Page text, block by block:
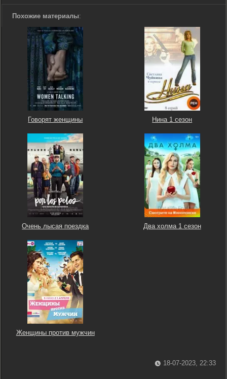
Похожие материалы:
Говорят женщины Нина 1 сезон
Очень лысая поездка Два холма 1 сезон
Женщины против мужчин
18-07-2023, 22:33